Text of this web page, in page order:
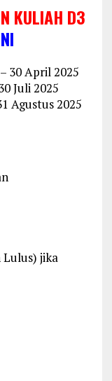
KULIAH D3
30 April 2025
Juli 2025
Agustus 2025
Lulus) jika